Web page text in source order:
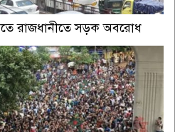
রাজধানীতে সড়ক অবরোধ